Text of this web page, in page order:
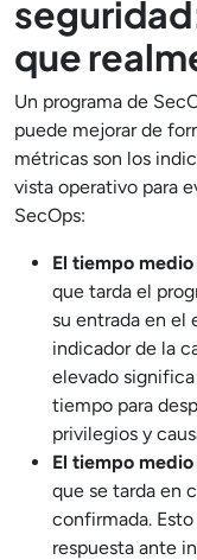
que
Un programa de
puede mejorar de
métricas son los
vista operativo para
SecOps:
El tiempo
que tarda el
su entrada en el
indicador de la
elevado
tiempo para
privilegios y
El tiempo
que se tarda en
confirmada.
respuesta ante